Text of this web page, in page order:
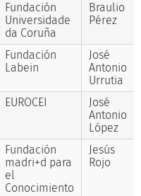
Fundación
Universidade
da Coruña
Braulio
Pérez
Fundación
Labein
José
Antonio
Urrutia
EUROCEI
José
Antonio
López
Fundación
madri+d para
el
Conocimiento
Jesús
Rojo